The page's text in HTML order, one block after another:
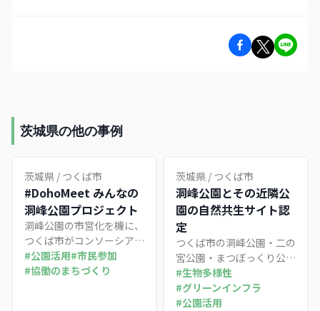
茨城県の他の事例
茨城県 / つくば市
#DohoMeet みんなの
洞峰公園プロジェクト
洞峰公園の市営化を機に、
つくば市がコンソーシア
ム・パートナーシップ会議
とデジタルプラットフォー
#公園活用#市民参加
#協働のまちづくり
茨城県 / つくば市
洞峰公園とその近隣公
園の自然共生サイト認
定
つくば市の洞峰公園・二の
宮公園・まつぼっくり公園
の3公園が、市民団体の生
きもの調査を基盤にNPO
法人と市の共同申請で国の
#生物多様性
#グリーンインフラ
#公園活用